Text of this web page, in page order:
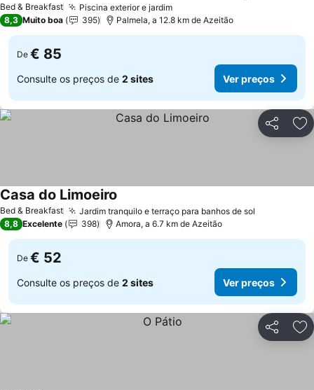
Bed & Breakfast Piscina exterior e jardimVer preços
8,3 Muito boa 395 Palmela, a 12.8 km de Azeitão
De € 85
Consulte os preços de 2 sites Ver preços
Partilhar
Bed & Breakfast Jardim tranquilo e terraço para banhos de sol
Casa do Limoeiro
8,8 Excelente 398 Amora, a 6.7 km de Azeitão
De € 52
Consulte os preços de 2 sites Ver preços
Partilhar